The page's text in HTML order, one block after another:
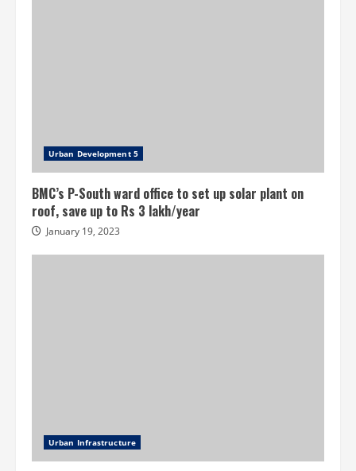
Urban Development 5
BMC’s P-South ward office to set up solar plant on
roof, save up to Rs 3 lakh/year
January 19, 2023
Urban Infrastructure